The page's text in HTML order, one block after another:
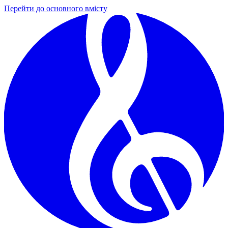
Перейти до основного вмісту